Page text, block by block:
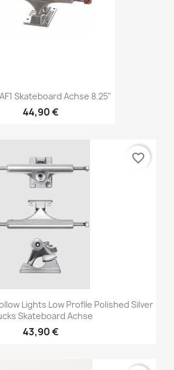
Skateboard Achse 8.25"
44,90 €
Lights Low Profile Polished Silver
Skateboard Achse
43,90 €
favorite_border